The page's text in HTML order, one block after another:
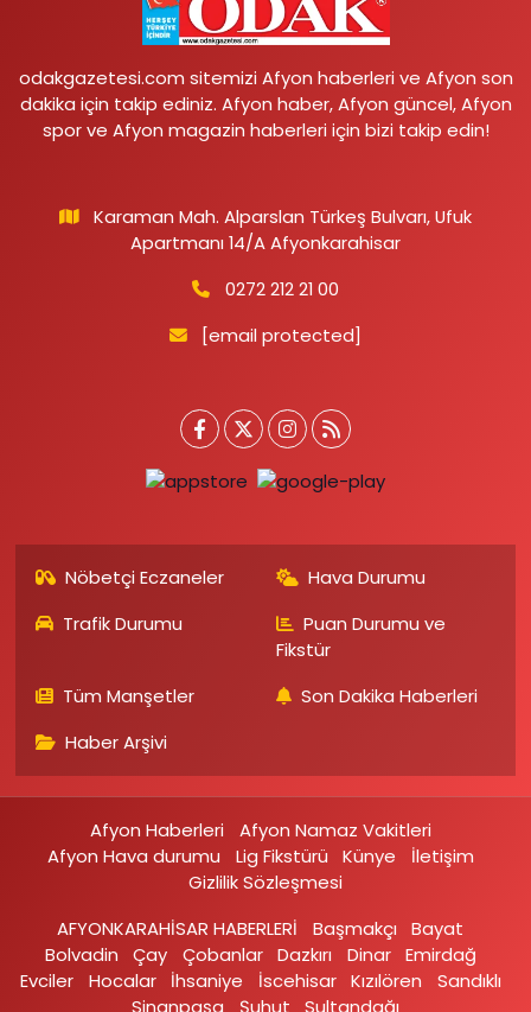
odakgazetesi.com sitemizi Afyon haberleri ve Afyon son
dakika için takip ediniz. Afyon haber, Afyon güncel, Afyon
spor ve Afyon magazin haberleri için bizi takip edin!
Karaman Mah. Alparslan Türkeş Bulvarı, Ufuk
Apartmanı 14/A Afyonkarahisar
0272 212 21 00
[email protected]
Nöbetçi Eczaneler
Hava Durumu
Trafik Durumu
Puan Durumu ve
Fikstür
Tüm Manşetler
Son Dakika Haberleri
Haber Arşivi
Afyon Haberleri
Afyon Namaz Vakitleri
Afyon Hava durumu
Lig Fikstürü Künye
İletişim
Gizlilik Sözleşmesi
AFYONKARAHİSAR HABERLERİ
Başmakçı
Bayat
Bolvadin
Çay Çobanlar Dazkırı Dinar Emirdağ‎
Evciler‎
Hocalar İhsaniye‎ İscehisar Kızılören‎
Sandıklı‎
Sinanpaşa
Şuhut Sultandağı